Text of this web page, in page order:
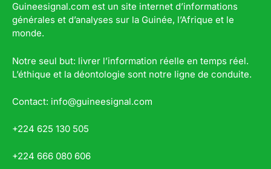
Guineesignal.com est un site internet d’informations
générales et d’analyses sur la Guinée, l’Afrique et le
monde.
Notre seul but: livrer l’information réelle en temps réel.
L’éthique et la déontologie sont notre ligne de conduite.
Contact: info@guineesignal.com
+224 625 130 505
+224 666 080 606